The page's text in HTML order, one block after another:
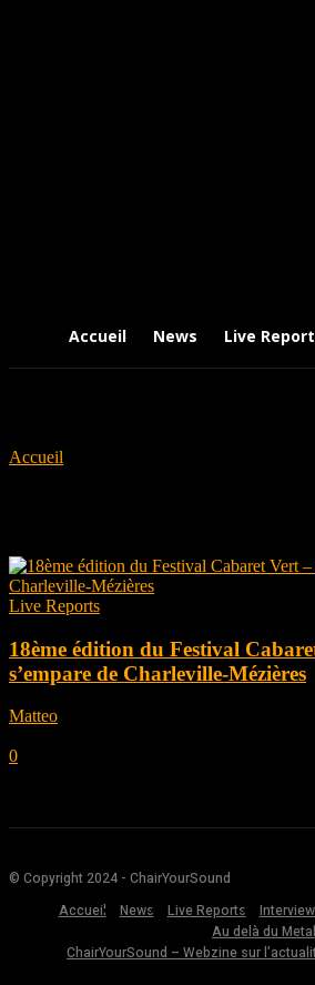
Accueil News Live
Accueil
Live Reports
18ème édition du Festival
s’empare de Charleville-Mézières
Matteo
0
© Copyright 2024 - ChairYourSound
Accueil
News Live Reports
Au delà du Metal
ChairYourSound – Webzine sur